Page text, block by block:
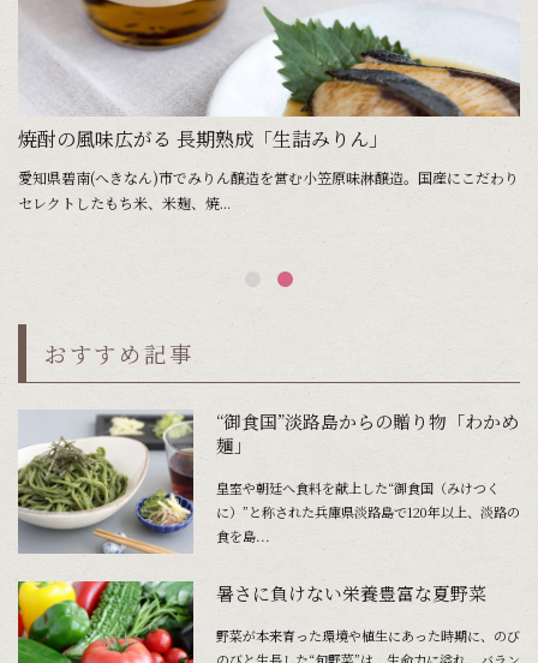
焼酎の風味広がる 長期熟成「生詰みりん」
愛知県碧南(へきなん)市でみりん醸造を営む小笠原味淋醸造。国産にこだわり
セレクトしたもち米、米麹、焼...
おすすめ記事
“御食国”淡路島からの贈り物「わかめ
麺」
皇室や朝廷へ食料を献上した“御食国（みけつく
に）”と称された兵庫県淡路島で120年以上、淡路の
食を島...
暑さに負けない栄養豊富な夏野菜
野菜が本来育った環境や植生にあった時期に、のび
のびと生長した“旬野菜”は、生命力に溢れ、バラン